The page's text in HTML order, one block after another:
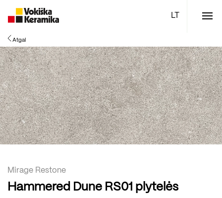
Atgal
Mirage Restone
Hammered Dune RS01 plytelės
Meniu
Plytelės
Vonios kambario įranga
Boen parketlentės
Specialūs pasiūlymai TOP